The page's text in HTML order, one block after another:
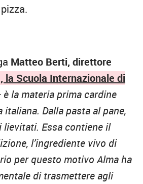
Matteo Berti, direttore
la Scuola Internazionale di
è la materia prima cardine
Dalla pasta al pane,
lievitati. Essa contiene il
l’ingrediente vivo di
per questo motivo Alma ha
di trasmettere agli